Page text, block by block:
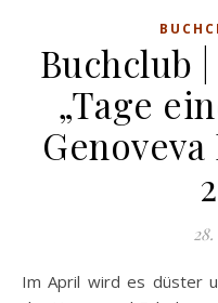
Buchclub
„Tage
Im April wird es düster und wir begeben uns in die Welt